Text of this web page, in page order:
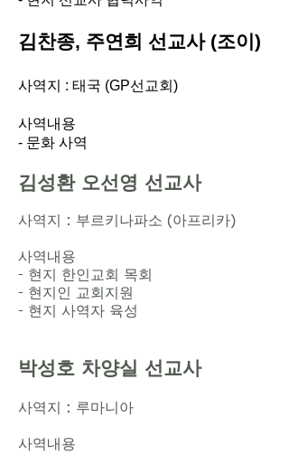
김찬종, 주연희 선교사 (조이)
사역지 : 태국 (GP선교회)
사역내용
- 문화 사역
김성환 오선영 선교사
사역지 : 부르키나파소 (아프리카)
사역내용
- 현지 한인교회 목회
- 현지인 교회지원
- 현지 사역자 육성
박성호 차양실 선교사
사역지 : 루마니아
사역내용